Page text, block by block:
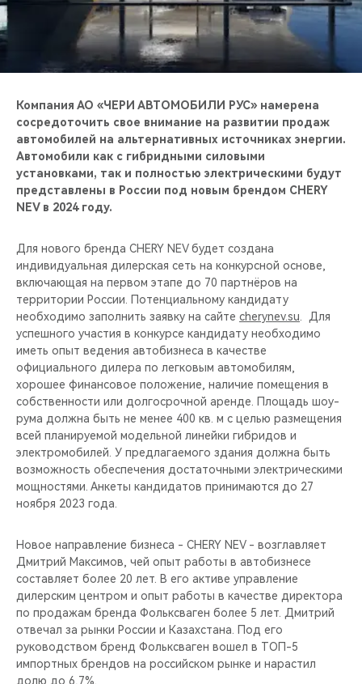
CHERY И СПОРТ
ВИДЕООБЗОРЫ
Компания АО «ЧЕРИ АВТОМОБИЛИ РУС» намерена
сосредоточить свое внимание на развитии продаж
автомобилей на альтернативных источниках энергии.
Автомобили как с гибридными силовыми
установками, так и полностью электрическими будут
представлены в России под новым брендом CHERY
NEV в 2024 году.
Для нового бренда CHERY NEV будет создана
индивидуальная дилерская сеть на конкурсной основе,
включающая на первом этапе до 70 партнёров на
территории России. Потенциальному кандидату
необходимо заполнить заявку на сайте cherynev.su . Для
успешного участия в конкурсе кандидату необходимо
иметь опыт ведения автобизнеса в качестве
официального дилера по легковым автомобилям,
хорошее финансовое положение, наличие помещения в
собственности или долгосрочной аренде. Площадь шоу-
рума должна быть не менее 400 кв. м с целью размещения
всей планируемой модельной линейки гибридов и
электромобилей. У предлагаемого здания должна быть
возможность обеспечения достаточными электрическими
мощностями. Анкеты кандидатов принимаются до 27
ноября 2023 года.
Новое направление бизнеса - CHERY NEV - возглавляет
Дмитрий Максимов, чей опыт работы в автобизнесе
составляет более 20 лет. В его активе управление
дилерским центром и опыт работы в качестве директора
по продажам бренда Фольксваген более 5 лет. Дмитрий
отвечал за рынки России и Казахстана. Под его
руководством бренд Фольксваген вошел в ТОП-5
импортных брендов на российском рынке и нарастил
долю до 6,7%.